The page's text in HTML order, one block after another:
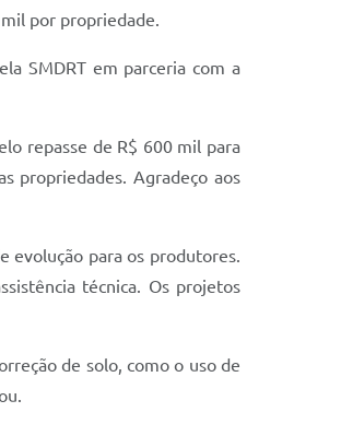
por propriedade.
SMDRT em parceria com a
repasse de R$ 600 mil para
propriedades. Agradeço aos
evolução para os produtores.
técnica. Os projetos
de solo, como o uso de